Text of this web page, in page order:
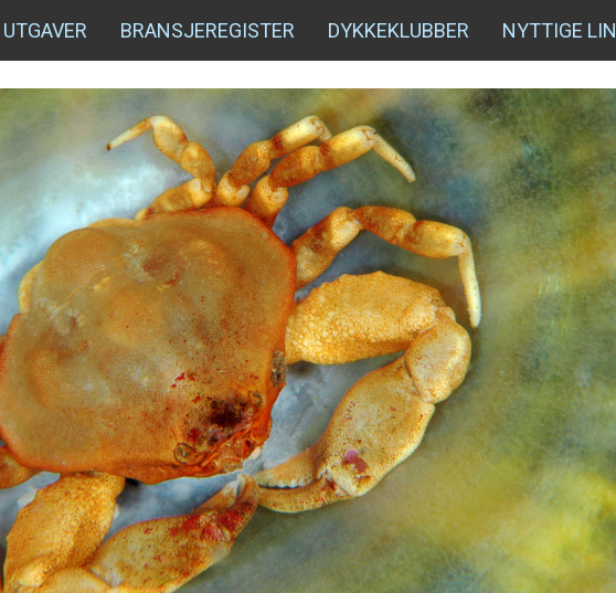
UTGAVER BRANSJEREGISTER DYKKEKLUBBER NYTTIGE